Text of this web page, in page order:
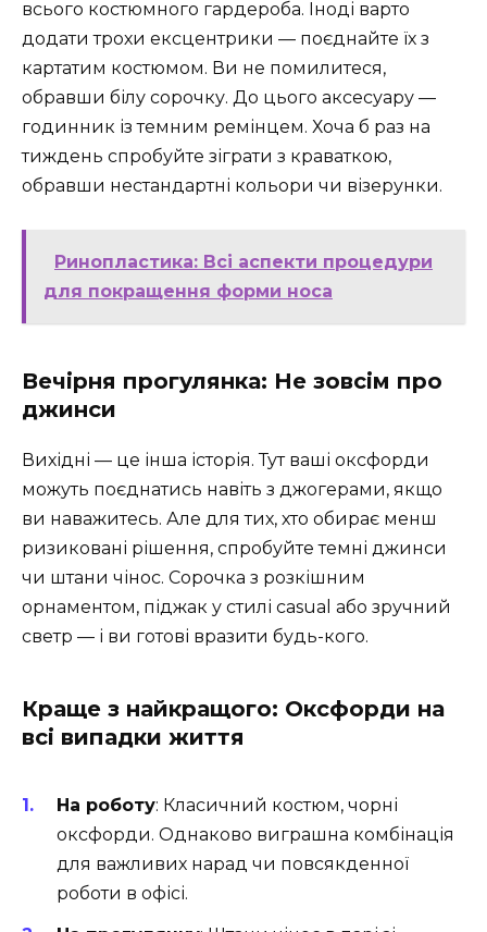
всього костюмного гардероба. Іноді варто
додати трохи ексцентрики — поєднайте їх з
картатим костюмом. Ви не помилитеся,
обравши білу сорочку. До цього аксесуару —
годинник із темним ремінцем. Хоча б раз на
тиждень спробуйте зіграти з краваткою,
обравши нестандартні кольори чи візерунки.
Ринопластика: Всі аспекти процедури
для покращення форми носа
Вечірня прогулянка: Не зовсім про
джинси
Вихідні — це інша історія. Тут ваші оксфорди
можуть поєднатись навіть з джогерами, якщо
ви наважитесь. Але для тих, хто обирає менш
ризиковані рішення, спробуйте темні джинси
чи штани чінос. Сорочка з розкішним
орнаментом, піджак у стилі casual або зручний
светр — і ви готові вразити будь-кого.
Краще з найкращого: Оксфорди на
всі випадки життя
На роботу: Класичний костюм, чорні
оксфорди. Однаково виграшна комбінація
для важливих нарад чи повсякденної
роботи в офісі.